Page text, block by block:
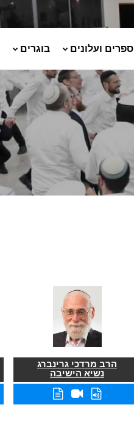
ספרים ועלונים בוגרים
הרב מרדכי גרינברג
נשיא הישיבה